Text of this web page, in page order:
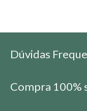
Dúvidas
Compra 100%